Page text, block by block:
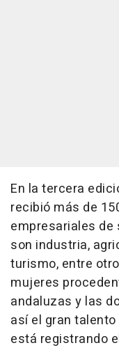
En la tercera
recibió más de
empresariales
son industria,
turismo, entre
mujeres
andaluzas y las
así el gran
está registrando